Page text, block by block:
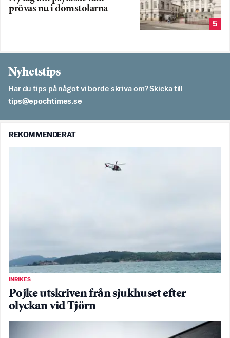
prövas nu i domstolarna
5
Nyhetstips
Har du tips på något vi borde skriva om? Skicka till
es.semithcope@spit
REKOMMENDERAT
INRIKES
Pojke utskriven från sjukhuset efter
olyckan vid Tjörn